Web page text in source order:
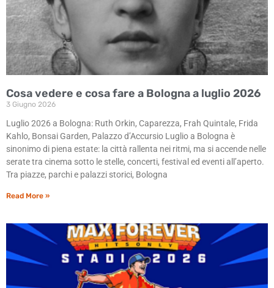
Cosa vedere e cosa fare a Bologna a luglio 2026
3 Giugno 2026
Luglio 2026 a Bologna: Ruth Orkin, Caparezza, Frah Quintale, Frida
Kahlo, Bonsai Garden, Palazzo d’Accursio Luglio a Bologna è
sinonimo di piena estate: la città rallenta nei ritmi, ma si accende nelle
serate tra cinema sotto le stelle, concerti, festival ed eventi all’aperto.
Tra piazze, parchi e palazzi storici, Bologna
Read More »